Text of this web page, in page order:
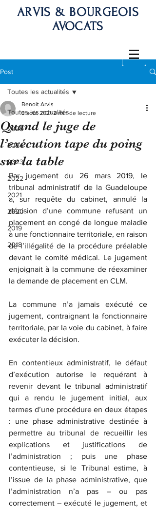
ARVIS & BOURGEOIS
AVOCATS
Post
Toutes les actualités
2025
2024
2023
2022
2021
2020
2019
2018
Toutes les actualités
Quand le juge de
l’exécution tape du poing
sur la table
Benoit Arvis
3 août 2021 2 min de lecture
Par jugement du 26 mars 2019, le
tribunal administratif de la Guadeloupe
a, sur requête du cabinet, annulé la
décision d’une commune refusant un
placement en congé de longue maladie
à une fonctionnaire territoriale, en raison
de l’illégalité de la procédure préalable
devant le comité médical. Le jugement
enjoignait à la commune de réexaminer
la demande de placement en CLM.
La commune n’a jamais exécuté ce
jugement, contraignant la fonctionnaire
territoriale, par la voie du cabinet, à faire
exécuter la décision.
En contentieux administratif, le défaut
d’exécution autorise le requérant à
revenir devant le tribunal administratif
qui a rendu le jugement initial, aux
termes d’une procédure en deux étapes
: une phase administrative destinée à
permettre au tribunal de recueillir les
explications et justifications de
l’administration ; puis une phase
contentieuse, si le Tribunal estime, à
l’issue de la phase administrative, que
l’administration n’a pas – ou pas
correctement – exécuté le jugement, et